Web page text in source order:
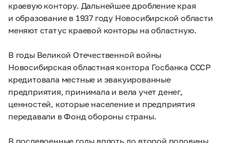
краевую контору. Дальнейшее дробление края
и образование в 1937 году Новосибирской области
меняют статус краевой конторы на областную.
В годы Великой Отечественной войны
Новосибирская областная контора Госбанка СССР
кредитовала местные и эвакуированные
предприятия, принимала и вела учет денег,
ценностей, которые население и предприятия
передавали в Фонд обороны страны.
В послевоенные годы вплоть до второй половины